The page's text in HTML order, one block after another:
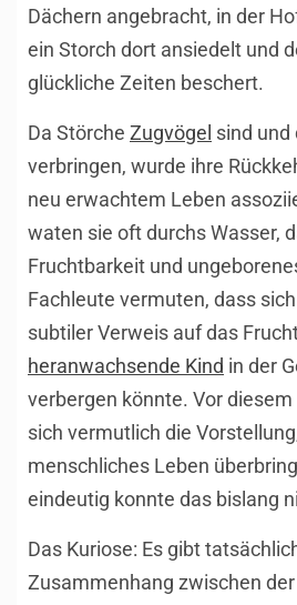
Dächern angebracht, in der
ein Storch dort ansiedelt und
glückliche Zeiten beschert.
Da Störche Zugvögel sind und
verbringen, wurde ihre
neu erwachtem Leben
waten sie oft durchs Wasser,
Fruchtbarkeit und
Fachleute vermuten, dass
subtiler Verweis auf das
heranwachsende Kind in der
verbergen könnte. Vor
sich vermutlich die
menschliches Leben
eindeutig konnte das bislang
Das Kuriose: Es gibt
Zusammenhang zwischen